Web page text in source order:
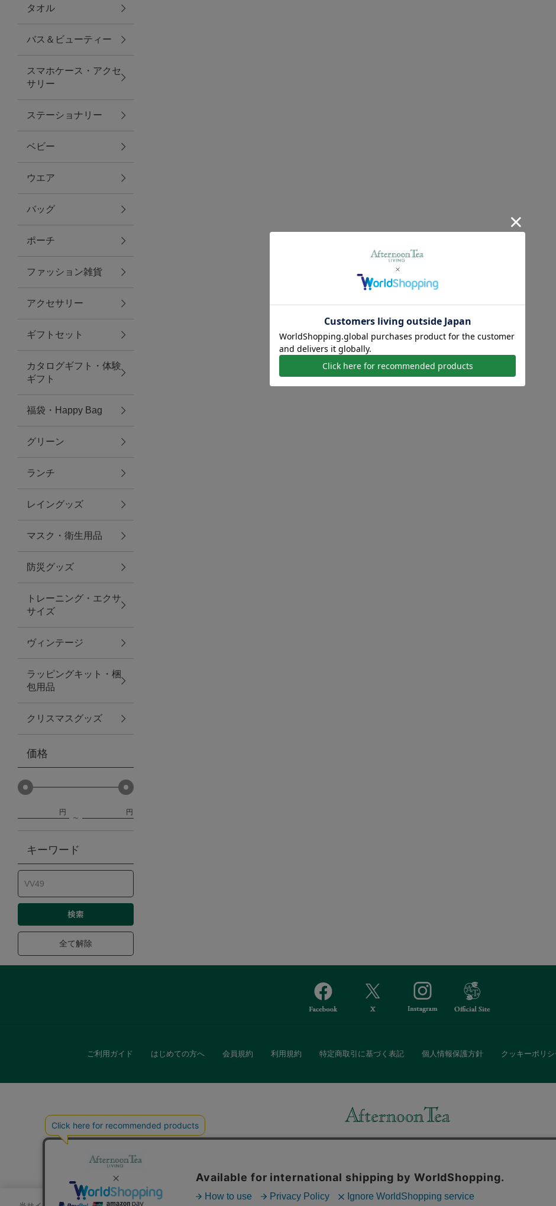
キッチン・ダイニング
ダイニング
キッチン
ファブリック
グリーン
バス＆ビューティー
バス＆ビューティー
タオル
ウエア＆バッグ
ウエア
レイングッズ
アクセサリー
ファッション雑貨
ファッショングッズ
スマホケース・アクセサリー
ポーチ
ステーショナリー
その他
紅茶・フード
防災グッズ・非常食
トレーニング
ヴィンテージ
タオル
バス＆ビューティー
スマホケース・アクセ
サリー
ステーショナリー
ベビー
ウエア
バッグ
ポーチ
ファッション雑貨
アクセサリー
ギフトセット
カタログギフト・体験
ギフト
福袋・Happy Bag
グリーン
ランチ
レイングッズ
マスク・衛生用品
防災グッズ
トレーニング・エクサ
サイズ
ヴィンテージ
ラッピングキット・梱
包用品
クリスマスグッズ
価格
円 円
キーワード
全て解除
ご利用ガイド はじめての方へ 会員規約 利用規約 特定商取引に基づく表記 個人情報保護方針 クッキーポリシ
また、ギフトセットなどギフトにぴったりの豊富な商品がラインナップ。
「ソーシャルギフト」サービスもご提供しています。